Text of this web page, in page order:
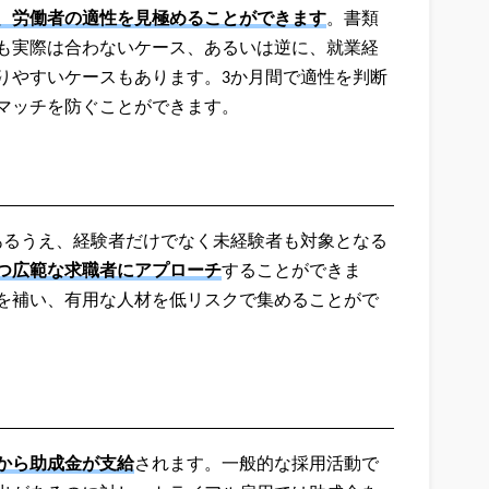
労働者の適性を見極めることができます。書類
実際は合わないケース、あるいは逆に、就業経
やすいケースもあります。3か月間で適性を判断
チを防ぐことができます。
うえ、経験者だけでなく未経験者も対象となる
広範な求職者にアプローチすることができま
補い、有用な人材を低リスクで集めることがで
ら助成金が支給されます。一般的な採用活動で